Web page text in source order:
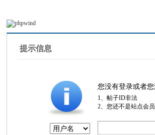
提示信息
您没有登录或者
1、帖子ID非法
2、您还不是站点会